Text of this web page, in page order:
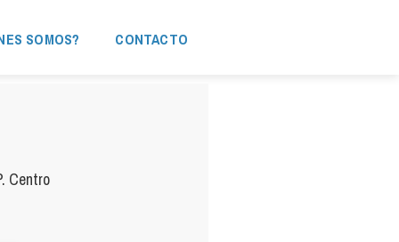
SOMOS? CONTACTO
Centro